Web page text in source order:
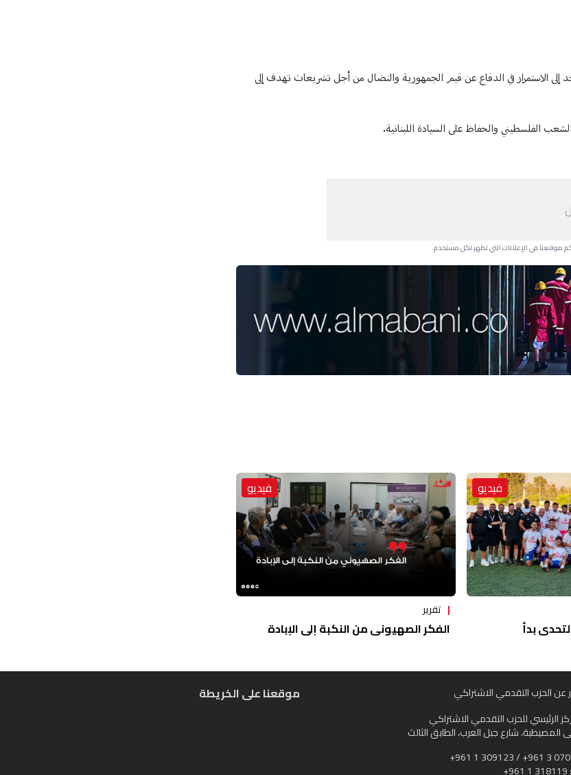
إلى الاستمرار في الدفاع عن قيم الجمهورية والنضال من أجل تشريعات تهدف إلى
الفلسطيني والحفاظ على السيادة اللبنانية.
فيديو
بدأ
فيديو
تقرير
الفكر الصهيوني من النكبة إلى الإبادة
عن الحزب التقدمي الاشتراكي
الرئيسي للحزب التقدمي الاشتراكي
شارع جبل العرب، الطابق الثالث
+961 1 309123 / +961 3
+961 1 318119
موقعنا على الخريطة